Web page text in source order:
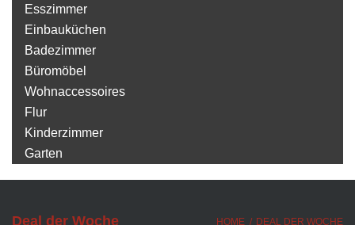
Esszimmer
Einbauküchen
Badezimmer
Büromöbel
Wohnaccessoires
Flur
Kinderzimmer
Garten
Deal der Woche HOME / DEAL DER WOCHE